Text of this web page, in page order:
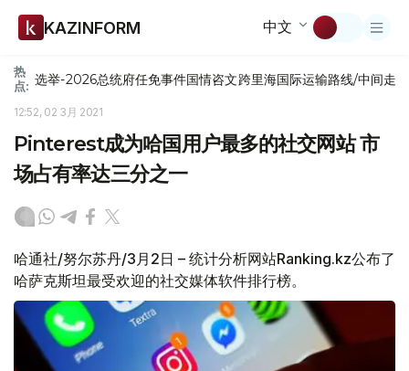
KAZINFORM 中文
热
点: 选举-2026总统府任免事件国情咨文跨里海国际运输路线/中间走廊
12:52, 02 3月 2021
Pinterest成为哈国用户最多的社交网站 市
场占有率达三分之一
哈通社/努尔苏丹/3月2日 – 统计分析网站Ranking.kz公布了
哈萨克斯坦最受欢迎的社交媒体软件排行榜。